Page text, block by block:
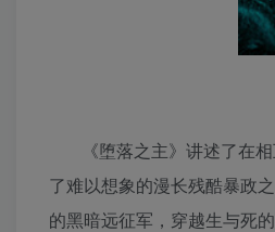
《堕落之主》讲述了在
了难以想象的漫长残酷暴政
的黑暗远征军，穿越生与死